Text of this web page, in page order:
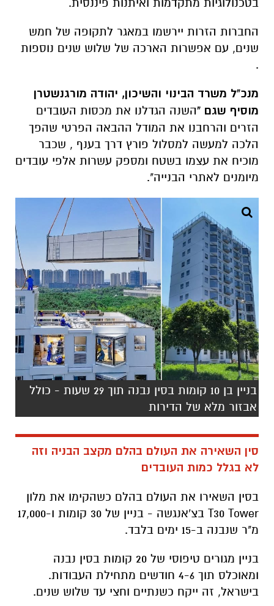
החברות הזרות יירשמו במאגר לתקופה של חמש
שנים, עם אפשרות הארכה של שלוש שנים נוספות
.
מנכ"ל משרד הבינוי והשיכון, יהודה מורגנשטרן
מוסיף שגם "השנה הגדלנו את מכסות העובדים
הזרים והרחבנו את המודל ההבאה הפרטי שהפך
הלכה למעשה למסלול פורץ דרך בענף , שכבר
מוכיח את עצמו בשטח ומספק עשרות אלפי עובדים
מיומנים לאתרי הבנייה".
בניין בן 10 קומות בסין נבנה תוך 29 שעות - כולל
אבזור מלא של הדירות
סין השאירה את העולם בהלם מקצב הבניה וזה
לא בגלל כמות העובדים
בסין השאירו את העולם בהלם כשהקימו את מלון
T30 Tower בצ'אנגשה - בניין של 30 קומות ו-17,000
מ"ר שנבנה ב-15 ימים בלבד.
בניין מגורים טיפוסי של 20 קומות בסין נבנה
ומאוכלס תוך 4-6 חודשים מתחילת העבודות.
בישראל, זה ייקח כשנתיים וחצי עד שלוש שנים.